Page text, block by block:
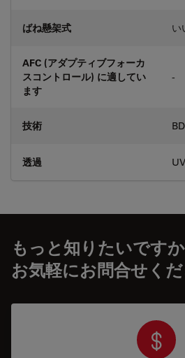
ばね懸架式 い
AFC (アダプティブフォーカ
スコントロール) に適してい
ます
-
技術
透過
もっと知りたいです
お気軽にお問合せく